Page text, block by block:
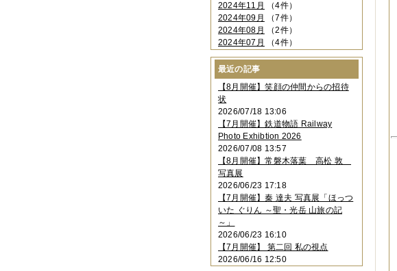
2024年11月
（4件）
2024年09月
（7件）
2024年08月
（2件）
2024年07月
（4件）
2024年06月（4件）
2024年04月
2024年03月（3件）
2024年02月（2件）
2023年12月
2023年11月 （4件）
2023年10月（3件）
2023年09月（4件）
2023年08月 （1件）
2023年06月（3件）
2023年05月
2023年04月 （2件）
2023年03月（5件）
2023年02月（3件）
2023年01月
2022年12月 （3件）
2022年11月（2件）
2022年10月（4件）
最近の記事
【8月開催】笑顔の仲間からの招待
状
2026/07/18 13:06
【7月開催】鉄道物語 Railway
Photo Exhibtion 2026
2026/07/08 13:57
【8月開催】常磐木落葉 高松 敦
写真展
2026/06/23 17:18
【7月開催】秦 達夫 写真展「ほっつ
いた ぐりん ～聖・光岳 山旅の記
～」
2026/06/23 16:10
【7月開催】 第二回 私の視点
2026/06/16 12:50